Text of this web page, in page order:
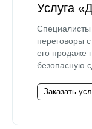
Услуга
Специалисты
переговоры
его продаже
безопасную
Заказать